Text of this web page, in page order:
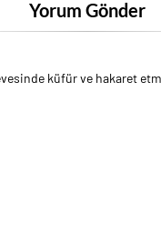
Yorum Gönder
küfür ve hakaret